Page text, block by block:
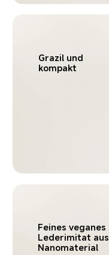
Grazil und
kompakt
Feines veganes
Lederimitat aus
Nanomaterial